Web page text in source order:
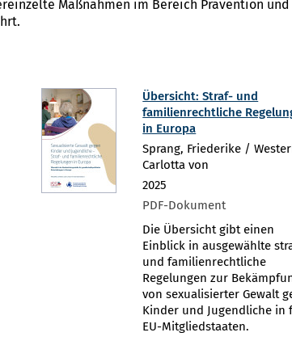
Maßnahmen im Bereich Prävention und
Übersicht: Straf- und
familienrechtliche
in Europa
Sprang, Friederike /
Carlotta von
2025
PDF-Dokument
Die Übersicht gibt einen
Einblick in ausgewählte
und familienrechtliche
Regelungen zur
von sexualisierter Gewalt
Kinder und Jugendliche in
EU-Mitgliedstaaten.